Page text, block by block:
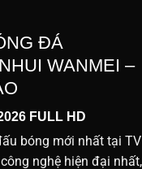
ĐÁ
WANMEI –
FULL HD
bóng mới nhất tại TV
nghệ hiện đại nhất,